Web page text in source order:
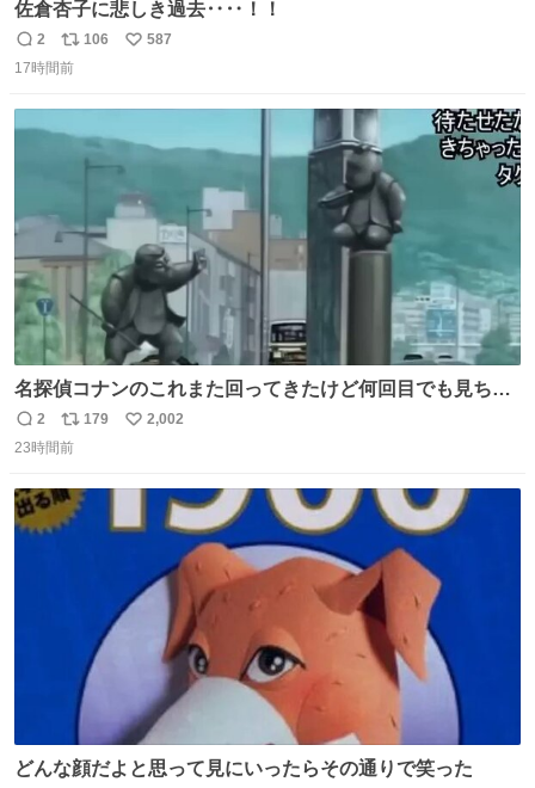
佐倉杏子に悲しき過去‥‥！！
返
信
2
リ
ポ
106
い
587
17時間前
名探偵コナンのこれまた回ってきたけど何回目でも見ちゃ
う魔力あるのよな
返
信
2
リ
ポ
ト
数
179
い
2,002
23時間前
どんな顔だよと思って見にいったらその通りで笑った